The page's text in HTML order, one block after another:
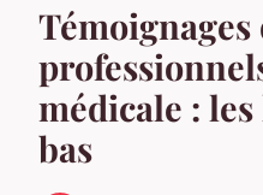
Témoignages
médicale :
bas